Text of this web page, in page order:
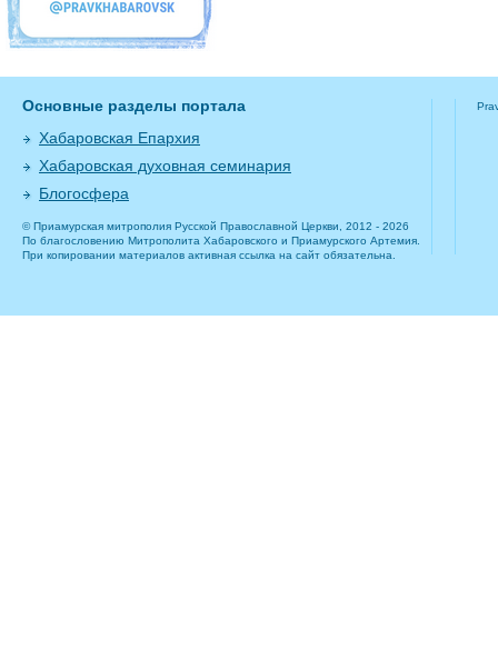
Основные разделы портала
Хабаровская Епархия
Хабаровская духовная семинария
Блогосфера
© Приамурская митрополия Русской Православной Церкви, 2012 - 2026
По благословению Митрополита Хабаровского и Приамурского Артемия.
При копировании материалов активная ссылка на сайт обязательна.